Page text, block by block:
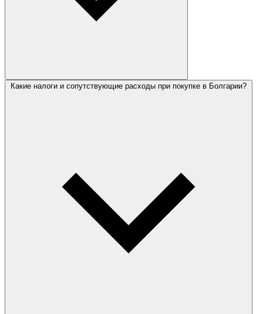
Какие налоги и сопутствующие расходы при покупке в Болгарии?